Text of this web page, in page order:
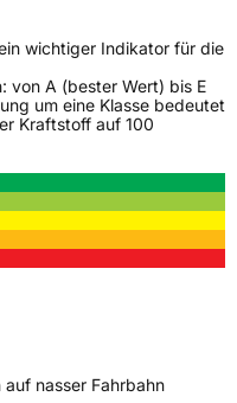
wichtiger Indikator für die
von A (bester Wert) bis E
um eine Klasse bedeutet
Kraftstoff auf 100
nasser Fahrbahn